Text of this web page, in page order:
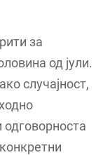
за
од јули.
случајност,